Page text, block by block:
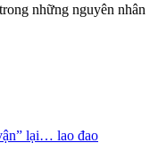
những nguyên nhân
lại… lao đao